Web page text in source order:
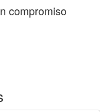
compromiso